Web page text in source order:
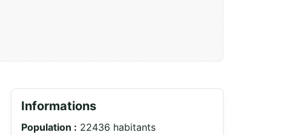
Informations
Population : 22436 habitants